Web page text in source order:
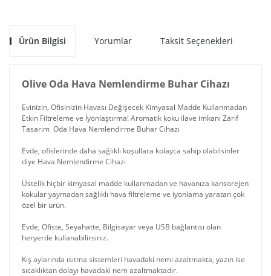
Ürün Bilgisi Yorumlar Taksit Seçenekleri
Olive Oda Hava Nemlendirme Buhar Cihazı
Evinizin, Ofisinizin Havası Değişecek Kimyasal Madde Kullanmadan
Etkin Filtreleme ve İyonlaştırma! Aromatik koku ilave imkanı Zarif
Tasarım Oda Hava Nemlendirme Buhar Cihazı
Evde, ofislerinde daha sağlıklı koşullara kolayca sahip olabilsinler
diye Hava Nemlendirme Cihazı
Üstelik hiçbir kimyasal madde kullanmadan ve havanıza kansorejen
kokular yaymadan sağlıklı hava filtreleme ve iyonlama yaratan çok
özel bir ürün.
Evde, Ofiste, Seyahatte, Bilgisayar veya USB bağlantısı olan
heryerde kullanabilirsiniz.
Kış aylarında ısıtma sistemleri havadaki nemi azaltmakta, yazın ise
sıcaklıktan dolayı havadaki nem azaltmaktadır.